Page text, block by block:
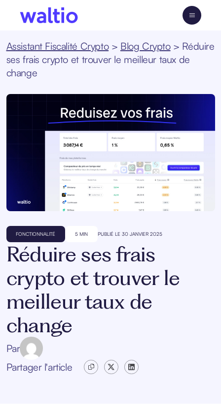
Assistant Fiscalité Crypto> Blog Crypto> Réduire
ses frais crypto et trouver le meilleur taux de
change
FONCTIONNALITÉ 5 MIN PUBLIÉ LE 30 JANVIER 2025
Réduire ses frais
crypto et trouver le
meilleur taux de
change
Par
Partager l'article